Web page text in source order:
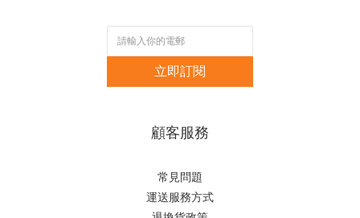
立即訂閱
顧客服務
常見問題
運送服務方式